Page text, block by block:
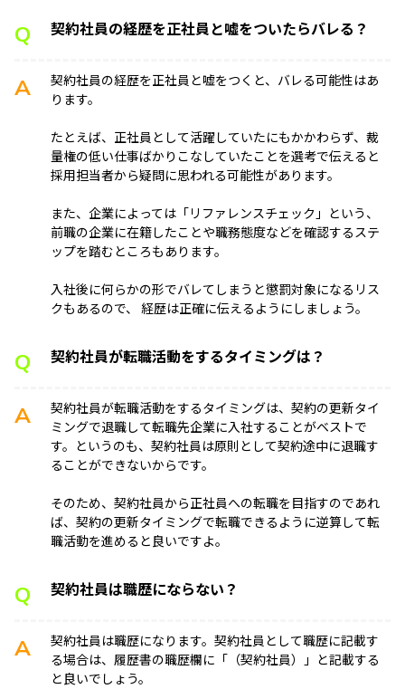
Q 契約社員の経歴を正社員と嘘をついたらバレる？
A
契約社員の経歴を正社員と嘘をつくと、バレる可能性はあ
ります。
たとえば、正社員として活躍していたにもかかわらず、裁
量権の低い仕事ばかりこなしていたことを選考で伝えると
採用担当者から疑問に思われる可能性があります。
また、企業によっては「リファレンスチェック」という、
前職の企業に在籍したことや職務態度などを確認するステ
ップを踏むところもあります。
入社後に何らかの形でバレてしまうと懲罰対象になるリス
クもあるので、 経歴は正確に伝えるようにしましょう。
Q 契約社員が転職活動をするタイミングは？
A
契約社員が転職活動をするタイミングは、契約の更新タイ
ミングで退職して転職先企業に入社することがベストで
す。というのも、契約社員は原則として契約途中に退職す
ることができないからです。
そのため、契約社員から正社員への転職を目指すのであれ
ば、契約の更新タイミングで転職できるように逆算して転
職活動を進めると良いですよ。
Q 契約社員は職歴にならない？
A
契約社員は職歴になります。契約社員として職歴に記載す
る場合は、履歴書の職歴欄に「（契約社員）」と記載する
と良いでしょう。